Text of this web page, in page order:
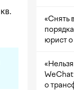
«Снять
юрист
о